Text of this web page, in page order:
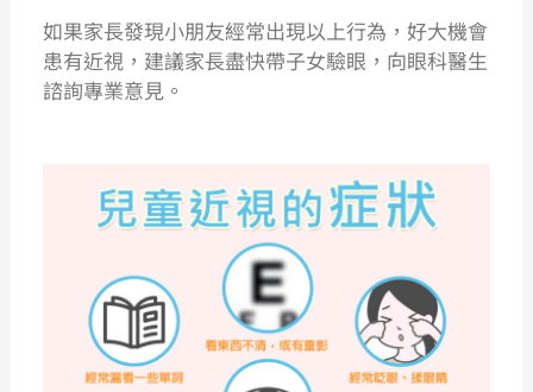
如果家長發現小朋友經常出現以上行為，好大機會
患有近視，建議家長盡快帶子女驗眼，向眼科醫生
諮詢專業意見。